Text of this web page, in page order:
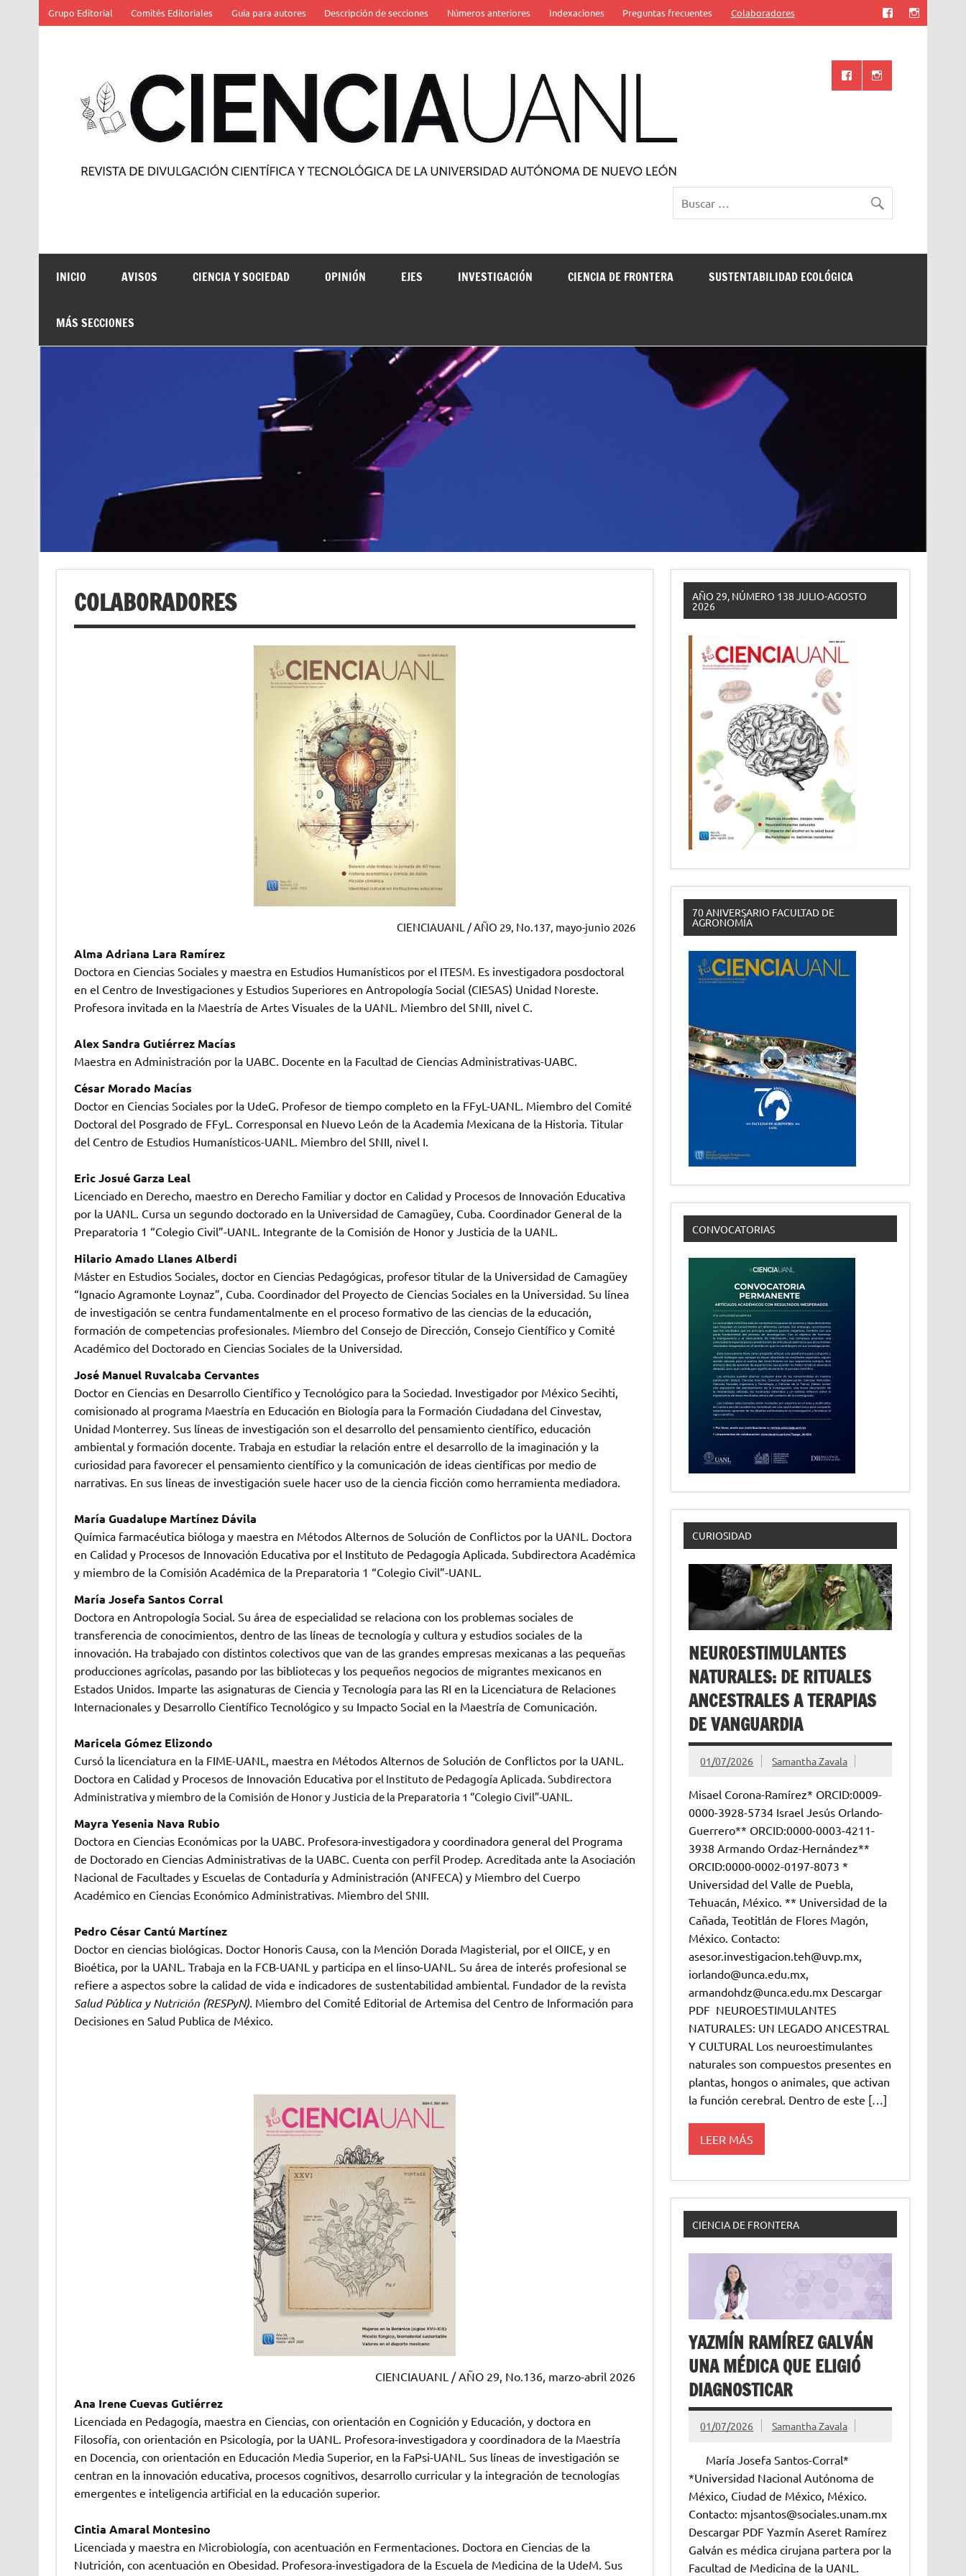
contenido
Grupo Editorial Comités Editoriales Guía para autores Descripción de secciones Números anteriores Indexaciones Preguntas frecuentes Colaboradores
Ciencia UANL
INICIO AVISOS CIENCIA Y SOCIEDAD OPINIÓN EJES INVESTIGACIÓN CIENCIA DE FRONTERA SUSTENTABILIDAD ECOLÓGICA
MÁS SECCIONES
COLABORADORES
CIENCIAUANL / AÑO 29, No.137, mayo-junio 2026
Alma Adriana Lara Ramírez
Doctora en Ciencias Sociales y maestra en Estudios Humanísticos por el ITESM. Es investigadora posdoctoral
en el Centro de Investigaciones y Estudios Superiores en Antropología Social (CIESAS) Unidad Noreste.
Profesora invitada en la Maestría de Artes Visuales de la UANL. Miembro del SNII, nivel C.
Alex Sandra Gutiérrez Macías
Maestra en Administración por la UABC. Docente en la Facultad de Ciencias Administrativas-UABC.
César Morado Macías
Doctor en Ciencias Sociales por la UdeG. Profesor de tiempo completo en la FFyL-UANL. Miembro del Comité
Doctoral del Posgrado de FFyL. Corresponsal en Nuevo León de la Academia Mexicana de la Historia. Titular
del Centro de Estudios Humanísticos-UANL. Miembro del SNII, nivel I.
Eric Josué Garza Leal
Licenciado en Derecho, maestro en Derecho Familiar y doctor en Calidad y Procesos de Innovación Educativa
por la UANL. Cursa un segundo doctorado en la Universidad de Camagüey, Cuba. Coordinador General de la
Preparatoria 1 “Colegio Civil”-UANL. Integrante de la Comisión de Honor y Justicia de la UANL.
Hilario Amado Llanes Alberdi
Máster en Estudios Sociales, doctor en Ciencias Pedagógicas, profesor titular de la Universidad de Camagüey
“Ignacio Agramonte Loynaz”, Cuba. Coordinador del Proyecto de Ciencias Sociales en la Universidad. Su línea
de investigación se centra fundamentalmente en el proceso formativo de las ciencias de la educación,
formación de competencias profesionales. Miembro del Consejo de Dirección, Consejo Científico y Comité
Académico del Doctorado en Ciencias Sociales de la Universidad.
José Manuel Ruvalcaba Cervantes
Doctor en Ciencias en Desarrollo Científico y Tecnológico para la Sociedad. Investigador por México Secihti,
comisionado al programa Maestría en Educación en Biología para la Formación Ciudadana del Cinvestav,
Unidad Monterrey. Sus líneas de investigación son el desarrollo del pensamiento científico, educación
ambiental y formación docente. Trabaja en estudiar la relación entre el desarrollo de la imaginación y la
curiosidad para favorecer el pensamiento científico y la comunicación de ideas científicas por medio de
narrativas. En sus líneas de investigación suele hacer uso de la ciencia ficción como herramienta mediadora.
María Guadalupe Martínez Dávila
Química farmacéutica bióloga y maestra en Métodos Alternos de Solución de Conflictos por la UANL. Doctora
en Calidad y Procesos de Innovación Educativa por el Instituto de Pedagogía Aplicada. Subdirectora Académica
y miembro de la Comisión Académica de la Preparatoria 1 “Colegio Civil”-UANL.
María Josefa Santos Corral
Doctora en Antropología Social. Su área de especialidad se relaciona con los problemas sociales de
transferencia de conocimientos, dentro de las líneas de tecnología y cultura y estudios sociales de la
innovación. Ha trabajado con distintos colectivos que van de las grandes empresas mexicanas a las pequeñas
producciones agrícolas, pasando por las bibliotecas y los pequeños negocios de migrantes mexicanos en
Estados Unidos. Imparte las asignaturas de Ciencia y Tecnología para las RI en la Licenciatura de Relaciones
Internacionales y Desarrollo Científico Tecnológico y su Impacto Social en la Maestría de Comunicación.
Maricela Gómez Elizondo
Cursó la licenciatura en la FIME-UANL, maestra en Métodos Alternos de Solución de Conflictos por la UANL.
Doctora en Calidad y Procesos de Innovación Educativa por el Instituto de Pedagogía Aplicada. Subdirectora
Administrativa y miembro de la Comisión de Honor y Justicia de la Preparatoria 1 “Colegio Civil”-UANL.
Mayra Yesenia Nava Rubio
Doctora en Ciencias Económicas por la UABC. Profesora-investigadora y coordinadora general del Programa
de Doctorado en Ciencias Administrativas de la UABC. Cuenta con perfil Prodep. Acreditada ante la Asociación
Nacional de Facultades y Escuelas de Contaduría y Administración (ANFECA) y Miembro del Cuerpo
Académico en Ciencias Económico Administrativas. Miembro del SNII.
Pedro César Cantú Martínez
Doctor en ciencias biológicas. Doctor Honoris Causa, con la Mención Dorada Magisterial, por el OIICE, y en
Bioética, por la UANL. Trabaja en la FCB-UANL y participa en el Iinso-UANL. Su área de interés profesional se
refiere a aspectos sobre la calidad de vida e indicadores de sustentabilidad ambiental. Fundador de la revista
Salud Pública y Nutrición (RESPyN). Miembro del Comité́ Editorial de Artemisa del Centro de Información para
Decisiones en Salud Publica de México.
CIENCIAUANL / AÑO 29, No.136, marzo-abril 2026
Ana Irene Cuevas Gutiérrez
Licenciada en Pedagogía, maestra en Ciencias, con orientación en Cognición y Educación, y doctora en
Filosofía, con orientación en Psicología, por la UANL. Profesora-investigadora y coordinadora de la Maestría
en Docencia, con orientación en Educación Media Superior, en la FaPsi-UANL. Sus líneas de investigación se
centran en la innovación educativa, procesos cognitivos, desarrollo curricular y la integración de tecnologías
emergentes e inteligencia artificial en la educación superior.
Cintia Amaral Montesino
Licenciada y maestra en Microbiología, con acentuación en Fermentaciones. Doctora en Ciencias de la
Nutrición, con acentuación en Obesidad. Profesora-investigadora de la Escuela de Medicina de la UdeM. Sus
AÑO 29, NÚMERO 138 JULIO-AGOSTO
2026
70 ANIVERSARIO FACULTAD DE
AGRONOMÍA
CONVOCATORIAS
CURIOSIDAD
NEUROESTIMULANTES
NATURALES: DE RITUALES
ANCESTRALES A TERAPIAS
DE VANGUARDIA
01/07/2026 Samantha Zavala
Misael Corona-Ramírez* ORCID:0009-
0000-3928-5734 Israel Jesús Orlando-
Guerrero** ORCID:0000-0003-4211-
3938 Armando Ordaz-Hernández**
ORCID:0000-0002-0197-8073 *
Universidad del Valle de Puebla,
Tehuacán, México. ** Universidad de la
Cañada, Teotitlán de Flores Magón,
México. Contacto:
asesor.investigacion.teh@uvp.mx,
iorlando@unca.edu.mx,
armandohdz@unca.edu.mx Descargar
PDF NEUROESTIMULANTES
NATURALES: UN LEGADO ANCESTRAL
Y CULTURAL Los neuroestimulantes
naturales son compuestos presentes en
plantas, hongos o animales, que activan
la función cerebral. Dentro de este […]
LEER MÁS
CIENCIA DE FRONTERA
YAZMÍN RAMÍREZ GALVÁN
UNA MÉDICA QUE ELIGIÓ
DIAGNOSTICAR
01/07/2026 Samantha Zavala
María Josefa Santos-Corral*
*Universidad Nacional Autónoma de
México, Ciudad de México, México.
Contacto: mjsantos@sociales.unam.mx
Descargar PDF Yazmín Aseret Ramírez
Galván es médica cirujana partera por la
Facultad de Medicina de la UANL.